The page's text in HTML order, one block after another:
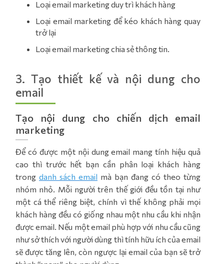
Loại email marketing duy trì khách hàng
Loại email marketing để kéo khách hàng quay
trở lại
Loại email marketing chia sẻ thông tin.
3. Tạo thiết kế và nội dung cho
email
Tạo nội dung cho chiến dịch email
marketing
Để có được một nội dung email mang tính hiệu quả
cao thì trước hết bạn cần phân loại khách hàng
trong danh sách email mà bạn đang có theo từng
nhóm nhỏ. Mỗi người trên thế giới đều tồn tại như
một cá thể riêng biệt, chính vì thế không phải mọi
khách hàng đều có giống nhau một nhu cầu khi nhận
được email. Nếu một email phù hợp với nhu cầu cũng
như sở thích với người dùng thì tính hữu ích của email
sẽ được tăng lên, còn ngược lại email của bạn sẽ trở